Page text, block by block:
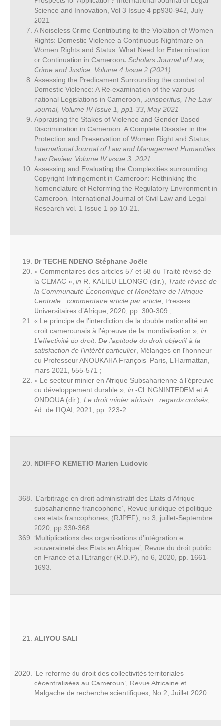
Science and Innovation, Vol 3 Issue 4 pp930-942, July
2021
A Noiseless Crime Contributing to the Violation of Women
Rights: Domestic Violence a Continuous Nightmare on
Women Rights and Status. What Need for Extermination
or Continuation in Cameroon. Scholars Journal of Law,
Crime and Justice, Volume 4 Issue 2 (2021)
Assessing the Predicament Surrounding the combat of
Domestic Violence: A Re-examination of the various
national Legislations in Cameroon, Jurisperitus, The Law
Journal, Volume IV Issue 1, pp1-33, May 2021
Appraising the Stakes of Violence and Gender Based
Discrimination in Cameroon: A Complete Disaster in the
Protection and Preservation of Women Right and Status,
International Journal of Law and Management Humanities
Law Review, Volume IV Issue 3, 2021
Assessing and Evaluating the Complexities surrounding
Copyright Infringement in Cameroon: Rethinking the
Nomenclature of Reforming the Regulatory Environment in
Cameroon
International Journal of Civil Law and Legal
Research vol. 1 Issue 1 pp 10-21.
Dr TECHE NDENO Stéphane Joële
« Commentaires des articles 57 et 58 du Traité révisé de
la CEMAC », in R. KALIEU ELONGO (dir.), Traité révisé de
la Communauté Économique et Monétaire de l’Afrique
Centrale : commentaire article par article , Presses
Universitaires d’Afrique, 2020, pp. 300-309 ;
« Le principe de l’interdiction de la double nationalité en
droit camerounais à l’épreuve de la mondialisation », in
L’effectivité du droit. De l’aptitude du droit objectif à la
satisfaction de l’intérêt particulier , Mélanges en l’honneur
du Professeur ANOUKAHA François, Paris, L’Harmattan,
mars 2021, 555-571 ;
« Le secteur minier en Afrique Subsaharienne à l’épreuve
du développement durable », in -Cl. NGNINTEDEM et A.
ONDOUA (dir.), Le droit minier africain : regards croisés
éd. de l’IQAI, 2021, pp. 223-2
NDIFFO KEMETIO Marien Ludovic
‘L’arbitrage en droit administratif des Etats d’Afrique
subsaharienne francophone’, Revue juridique et politique
des etats francophones, (RJPEF), no 3, juillet-Septembre
2020, pp.330-368.
‘Multiplications des organisations d’intégration et
souveraineté des Etats en Afrique’, Revue du droit public
en France et a l’Etranger (R.D.P), no 6, 2020, pp. 1661-
1693.
ALIYOU SALI
‘Le reforme du droit des collectivités territoriales
décentralisées au Cameroun’, Revue Africaine et
Malgache de recherche scientifiques, No 2, Juillet 2020.